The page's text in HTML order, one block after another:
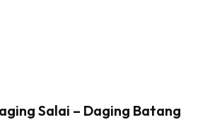
Salai – Daging Batang